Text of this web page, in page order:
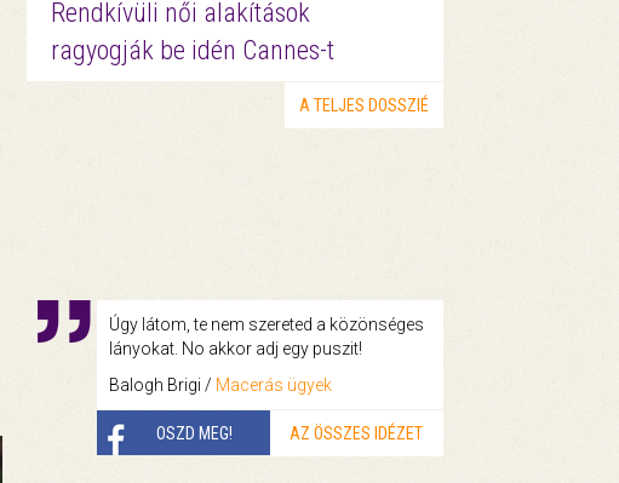
Rendkívüli női alakítások
ragyogják be idén Cannes-t
A TELJES DOSSZIÉ
Úgy látom, te nem szereted a közönséges
lányokat. No akkor adj egy puszit!
Balogh Brigi / Macerás ügyek
OSZD MEG! AZ ÖSSZES IDÉZET